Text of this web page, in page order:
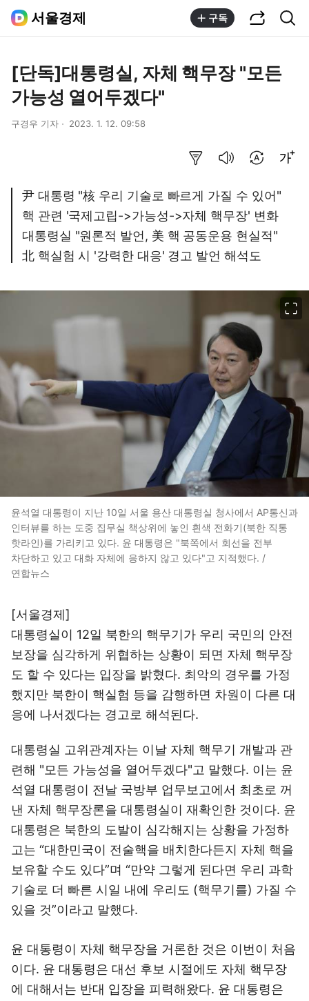
서울경제 구독
[단독]대통령실, 자체 핵무장 "모든
가능성 열어두겠다"
구경우 기자 2023. 1. 12. 09:58
尹 대통령 "核 우리 기술로 빠르게 가질 수 있어"
핵 관련 '국제고립->가능성->자체 핵무장' 변화
대통령실 "원론적 발언, 美 핵 공동운용 현실적"
北 핵실험 시 '강력한 대응' 경고 발언 해석도
윤석열 대통령이 지난 10일 서울 용산 대통령실 청사에서 AP통신과
인터뷰를 하는 도중 집무실 책상위에 놓인 흰색 전화기(북한 직통
핫라인)를 가리키고 있다. 윤 대통령은 "북쪽에서 회선을 전부
차단하고 있고 대화 자체에 응하지 않고 있다"고 지적했다. /
연합뉴스
[서울경제]
대통령실이 12일 북한의 핵무기가 우리 국민의 안전
보장을 심각하게 위협하는 상황이 되면 자체 핵무장
도 할 수 있다는 입장을 밝혔다. 최악의 경우를 가정
했지만 북한이 핵실험 등을 감행하면 차원이 다른 대
응에 나서겠다는 경고로 해석된다.
대통령실 고위관계자는 이날 자체 핵무기 개발과 관
련해 "모든 가능성을 열어두겠다"고 말했다. 이는 윤
석열 대통령이 전날 국방부 업무보고에서 최초로 꺼
낸 자체 핵무장론을 대통령실이 재확인한 것이다. 윤
대통령은 북한의 도발이 심각해지는 상황을 가정하
고는 “대한민국이 전술핵을 배치한다든지 자체 핵을
보유할 수도 있다”며 “만약 그렇게 된다면 우리 과학
기술로 더 빠른 시일 내에 우리도 (핵무기를) 가질 수
있을 것”이라고 말했다.
윤 대통령이 자체 핵무장을 거론한 것은 이번이 처음
이다. 윤 대통령은 대선 후보 시절에도 자체 핵무장
에 대해서는 반대 입장을 피력해왔다. 윤 대통령은